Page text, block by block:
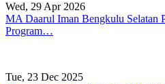
Wed, 29 Apr 2026
MA Daarul Iman Bengkulu Selatan
Program…
Tue, 23 Dec 2025